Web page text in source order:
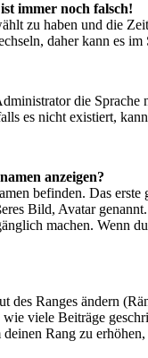
immer noch falsch!
zu haben und die
daher kann es
die
es nicht existiert,
anzeigen?
befinden. Das
Bild, Avatar
machen. Wenn
des Ranges ändern
viele Beiträge
Rang zu